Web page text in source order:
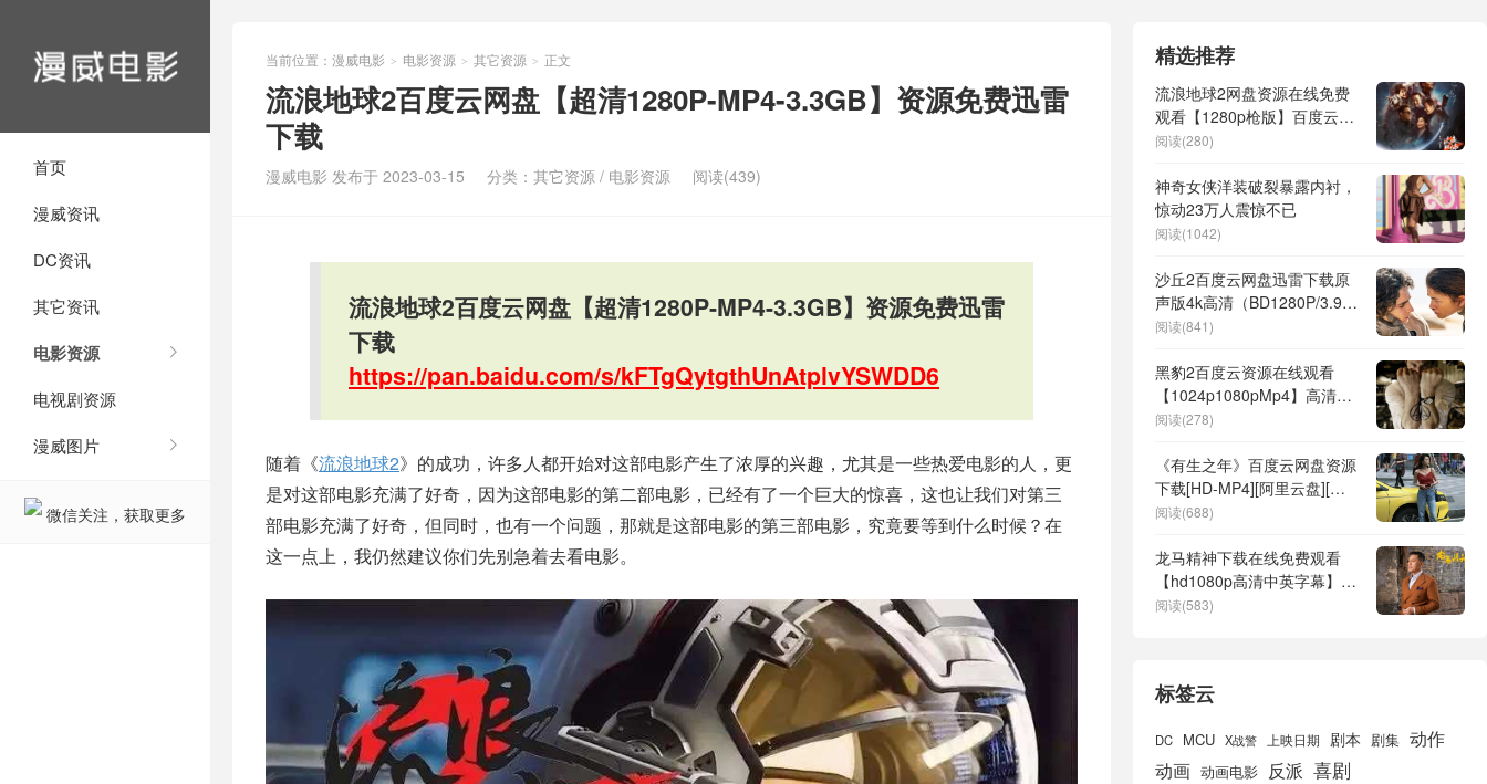
首页
漫威资讯
DC资讯
其它资讯
电影资源
电视剧资源
漫威图片
微信关注，获取更多
当前位置： 漫威电影 > 电影资源 > 其它资源 > 正文
流浪地球2百度云网盘【超清1280P-MP4-3.3GB】资源免费迅雷
下载
漫威电影 发布于 2023-03-15 分类： 其它资源 / 电影资源 阅读(439)
流浪地球2百度云网盘【超清1280P-MP4-3.3GB】资源免费迅雷
下载
https://pan.baidu.com/s/kFTgQytgthUnAtplvYSWDD6
随着《流浪地球2》的成功，许多人都开始对这部电影产生了浓厚的兴趣，尤其是一些热爱电影的人，更
是对这部电影充满了好奇，因为这部电影的第二部电影，已经有了一个巨大的惊喜，这也让我们对第三
部电影充满了好奇，但同时，也有一个问题，那就是这部电影的第三部电影，究竟要等到什么时候？在
这一点上，我仍然建议你们先别急着去看电影。
精选推荐
流浪地球2网盘资源在线免费
观看【1280p枪版】百度云资
源
阅读(280)
神奇女侠洋装破裂暴露内衬，
惊动23万人震惊不已
阅读(1042)
沙丘2百度云网盘迅雷下载原
声版4k高清（BD1280P/3.9G-
MP4）
阅读(841)
黑豹2百度云资源在线观看
【1024p1080pMp4】高清云
网盘
阅读(278)
《有生之年》百度云网盘资源
下载[HD-MP4][阿里云盘][高
清]迅雷下载
阅读(688)
龙马精神下载在线免费观看
【hd1080p高清中英字幕】百
度网盘资源
阅读(583)
标签云
DC MCU X战警 上映日期 剧本 剧集 动作
动画 动画电影 反派 喜剧